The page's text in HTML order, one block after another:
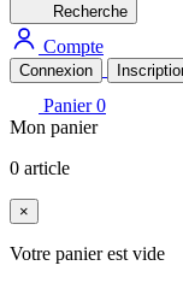
Recherche
Compte
Connexion
Panier 0
Mon panier
0 article
×
Votre panier est vide